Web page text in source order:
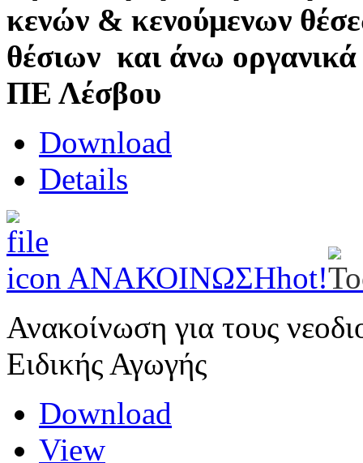
κενών & κενούμενων
θέσιων και άνω
ΠΕ Λέσβου
Download
Details
ΑΝΑΚΟΙΝΩΣΗhot!
Ανακοίνωση για τους
Ειδικής Αγωγής
Download
View